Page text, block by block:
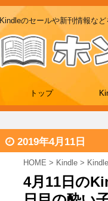
Kindleのセールや新刊情報な
トップ
2019年4月11日
HOME > Kindle >
4月11日の